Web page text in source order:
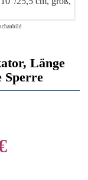
Länge
Sperre